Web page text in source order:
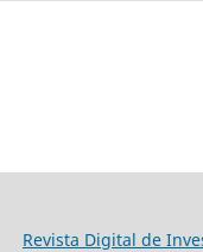
Revista Digital de